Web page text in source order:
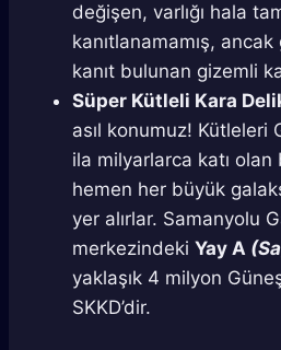
değişen, varlığı hala
kanıtlanamamış,
kanıt bulunan gizemli
Süper Kütleli Kara
asıl konumuz! Kütleleri
ila milyarlarca katı
hemen her büyük
yer alırlar. Samanyolu
merkezindeki Yay A
yaklaşık 4 milyon
SKKD’dir.